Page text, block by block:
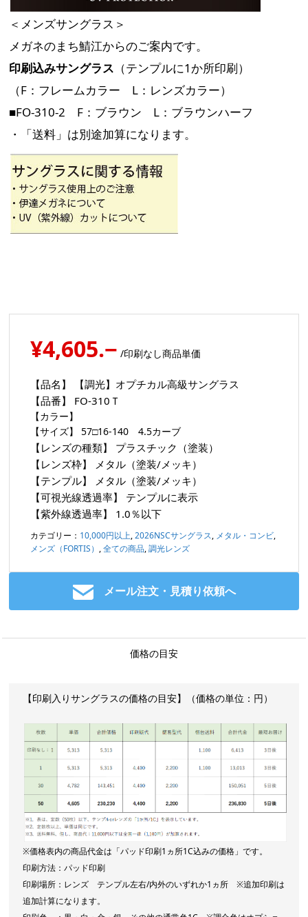
＜メンズサングラス＞
メガネのまち鯖江からのご案内です。
印刷込みサングラス （テンプルに1か所印刷）
（F：フレームカラー L：レンズカラー）
■FO-310-2 F：ブラウン L：ブラウンハーフ
・「送料」は別途加算になります。
¥4,605.− /印刷なし商品単価
【品名】
【調光】オプチカル高級サングラス
【品番】
FO-310Ｔ
【カラー】
【サイズ】
57□16-140 4.5カーブ
【レンズの種類】
プラスチック（塗装）
【レンズ枠】
メタル（塗装/メッキ）
【テンプル】
メタル（塗装/メッキ）
【可視光線透過率】
テンプルに表示
【紫外線透過率】
1.0％以下
カテゴリー： 10,000円以上,2026NSCサングラス, メタル・コンビ,
メンズ（FORTIS） ,全ての商品,調光レンズ
メール注文・見積り依頼へ
価格の目安
【印刷入りサングラスの価格の目安】（価格の単位：円）
※価格表内の商品代金は「パッド印刷1ヵ所1C込みの価格」です。
印刷方法：パッド印刷
印刷場所：レンズ テンプル左右/内外のいずれか1ヵ所 ※追加印刷は
追加計算になります。